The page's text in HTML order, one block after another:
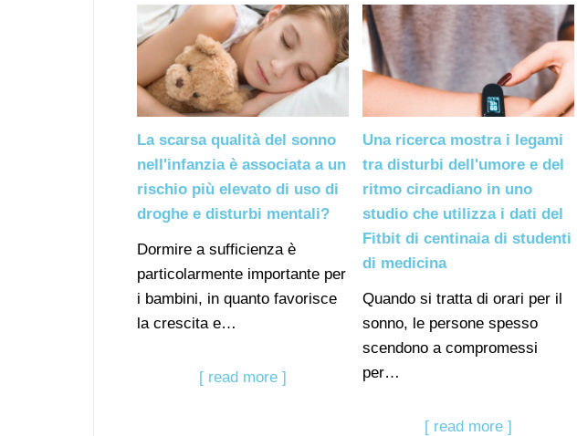
La scarsa qualità del sonno
nell'infanzia è associata a un
rischio più elevato di uso di
droghe e disturbi mentali?
Dormire a sufficienza è
particolarmente importante per
i bambini, in quanto favorisce
la crescita e…
[ read more ]
Una ricerca mostra i legami
tra disturbi dell'umore e del
ritmo circadiano in uno
studio che utilizza i dati del
Fitbit di centinaia di studenti
di medicina
Quando si tratta di orari per il
sonno, le persone spesso
scendono a compromessi
per…
[ read more ]